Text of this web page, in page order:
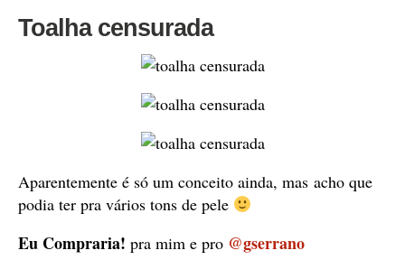
Toalha censurada
Aparentemente é só um conceito ainda, mas acho que
podia ter pra vários tons de pele
Eu Compraria! pra mim e pro @gserrano